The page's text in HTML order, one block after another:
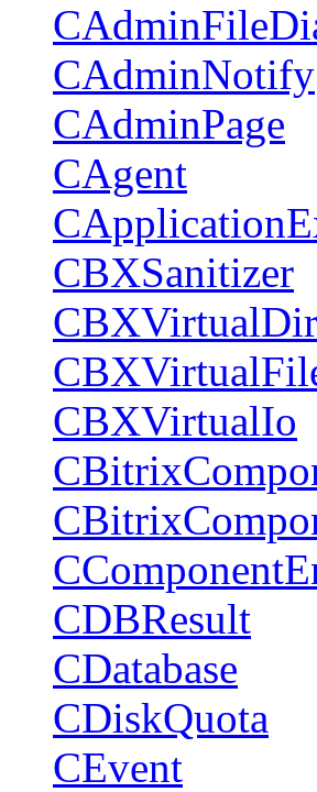
CAdminNotify
CAdminPage
CAgent
CBXSanitizer
CBXVirtualIo
CDBResult
CDatabase
CDiskQuota
CEvent